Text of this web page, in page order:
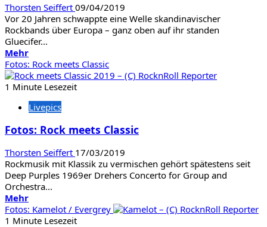
Thorsten Seiffert 09/04/2019
Vor 20 Jahren schwappte eine Welle skandinavischer
Rockbands über Europa – ganz oben auf ihr standen
Gluecifer...
MehrMehr
Informationen
über
Fotos:
/
Blod
Fotos: Rock meets Classic
1 Minute Lesezeit
Livepics
Fotos: Rock meets Classic
Thorsten Seiffert 17/03/2019
Rockmusik mit Klassik zu vermischen gehört spätestens seit
Deep Purples 1969er Drehers Concerto for Group and
Orchestra...
MehrMehr
Informationen
über
Fotos: Kamelot / Evergrey
1 Minute Lesezeit